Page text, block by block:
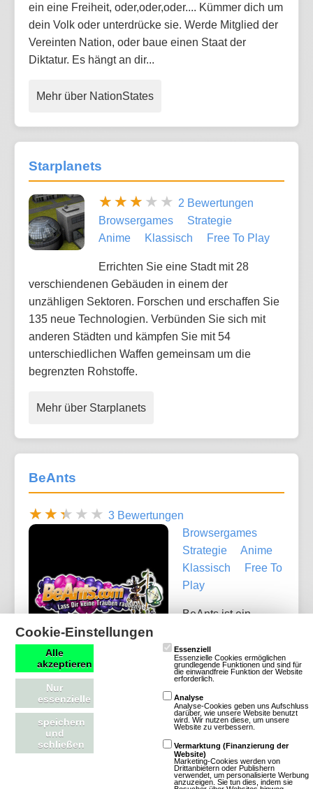
ein eine Freiheit, oder,oder,oder.... Kümmer dich um
dein Volk oder unterdrücke sie. Werde Mitglied der
Vereinten Nation, oder baue einen Staat der
Diktatur. Es hängt an dir...
Mehr über NationStates
Starplanets
2 Bewertungen
Browsergames
Strategie
Anime
Klassisch Free To Play
Errichten Sie eine Stadt mit 28
verschiendenen Gebäuden in einem der
unzähligen Sektoren. Forschen und erschaffen Sie
135 neue Technologien. Verbünden Sie sich mit
anderen Städten und kämpfen Sie mit 54
unterschiedlichen Waffen gemeinsam um die
begrenzten Rohstoffe.
Mehr über Starplanets
BeAnts
3 Bewertungen
Browsergames
Strategie
Anime
Klassisch
Free To
Play
BeAnts ist ein
Browsergame
welches in Echtzeit
online gespielt
werden kann. Der Spieler übernimmt die Führung
über ein Ameisenvolk und hat die Aufgabe, dieses
zu einem großen mächtigen Ameisenstaat auf- und
auszubauen. Das Spiel ist eine Mischung aus
Strategie- und Rollenspiel Browsergame und
Cookie-Einstellungen
Alle
akzeptieren
Nur
essenzielle
speichern
und
schließen
Essenziell
Essenzielle Cookies ermöglichen
grundlegende Funktionen und sind für
die einwandfreie Funktion der Website
erforderlich.
Analyse
Analyse-Cookies geben uns Aufschluss
darüber, wie unsere Website benutzt
wird. Wir nutzen diese, um unsere
Website zu verbessern.
Vermarktung (Finanzierung der
Website)
Marketing-Cookies werden von
Drittanbietern oder Publishern
verwendet, um personalisierte Werbung
anzuzeigen. Sie tun dies, indem sie